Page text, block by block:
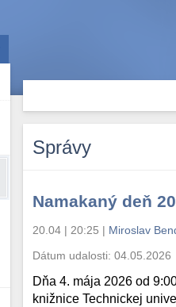
Správy
Namakaný deň
20.04 | 20:25 | Miroslav
Dátum udalosti:04.05.2026
Dňa 4. mája 2026 od
knižnice Technickej